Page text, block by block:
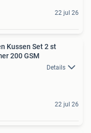
22 jul 26
Kussen Set 2 st
200 GSM
Details
22 jul 26